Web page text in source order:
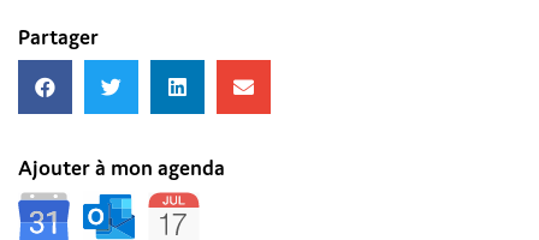
Partager
Ajouter à mon agenda